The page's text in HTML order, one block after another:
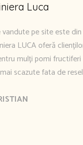
Luca
pe site este
LUCA oferă
mulți pomi
scazute fata de